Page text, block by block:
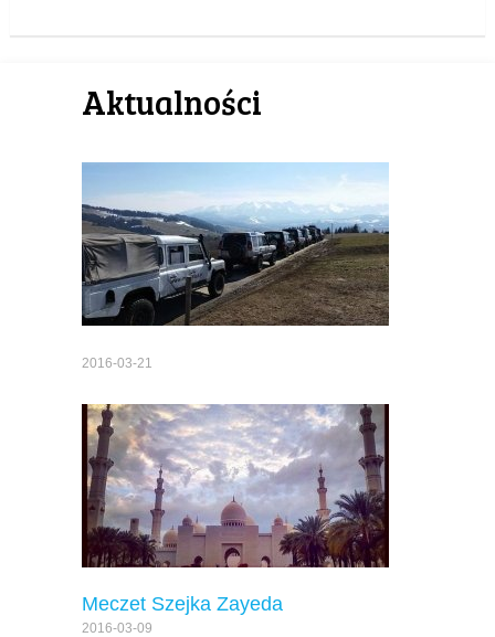
Aktualności
2016-03-21
Meczet Szejka Zayeda
2016-03-09